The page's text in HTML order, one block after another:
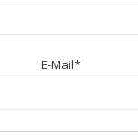
E-Mail*